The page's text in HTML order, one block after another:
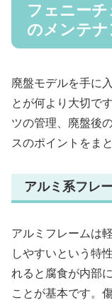
フェニー
のメンテ
廃盤モデルを手に
とが何より大切で
ツの管理、廃盤後
スのポイントをま
アルミ系フレ
アルミフレームは
しやすいという特
れると腐食が内部
ことが基本です。